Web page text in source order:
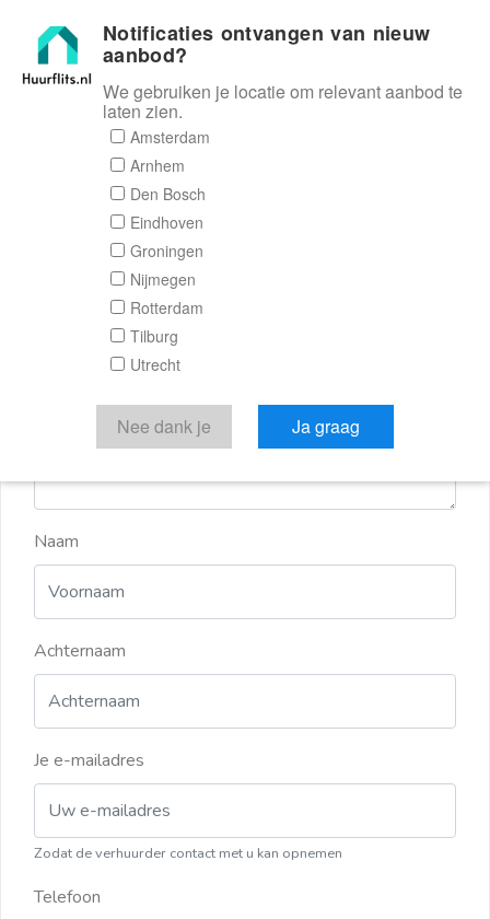
Huurflits
Reactieformulier
Huurflits
Verstuur je bericht
Door een bericht te sturen kom je in contact met de
aanbieder of makelaar van de woning.
Naam
Achternaam
Je e-mailadres
Zodat de verhuurder contact met u kan opnemen
Telefoon
Notificaties ontvangen van nieuw
aanbod?
We gebruiken je locatie om relevant aanbod te
laten zien.
Amsterdam
Arnhem
Den Bosch
Eindhoven
Groningen
Nijmegen
Rotterdam
Tilburg
Utrecht
Nee dank je Ja graag